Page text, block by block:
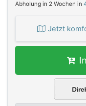
Abholung in 2 Wochen in
Jetzt